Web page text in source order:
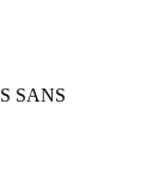
SANS